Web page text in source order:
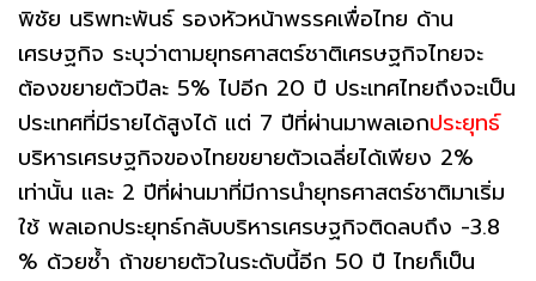
พิชัย นริพทะพันธ์ รองหัวหน้าพรรคเพื่อไทย ด้าน
เศรษฐกิจ ระบุว่าตามยุทธศาสตร์ชาติเศรษฐกิจไทยจะ
ต้องขยายตัวปีละ 5% ไปอีก 20 ปี ประเทศไทยถึงจะเป็น
ประเทศที่มีรายได้สูงได้ แต่ 7 ปีที่ผ่านมาพลเอกประยุทธ์
บริหารเศรษฐกิจของไทยขยายตัวเฉลี่ยได้เพียง 2%
เท่านั้น และ 2 ปีที่ผ่านมาที่มีการนำยุทธศาสตร์ชาติมาเริ่ม
ใช้ พลเอกประยุทธ์กลับบริหารเศรษฐกิจติดลบถึง -3.8
% ด้วยซ้ำ ถ้าขยายตัวในระดับนี้อีก 50 ปี ไทยก็เป็น